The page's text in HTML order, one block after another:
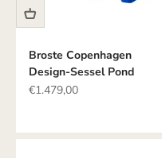
Broste Copenhagen
Design-Sessel Pond
Angebot
€1.479,00